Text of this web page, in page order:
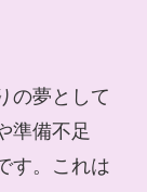
の夢として
準備不足
す。これは